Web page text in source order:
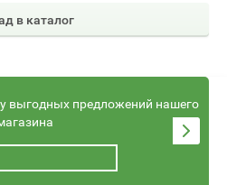
в каталог
выгодных предложений нашего